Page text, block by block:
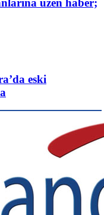
üzen haber;
eski